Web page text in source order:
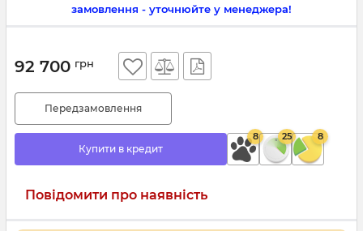
замовлення - уточнюйте у менеджера!
92 700 грн
Передзамовлення
Купити в кредит
8 25 8
Повідомити про наявність